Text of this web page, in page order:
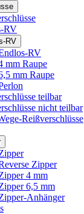
RV
RV
RV
mm Raupe
mm Raupe
teilbar
nicht teilbar
Reißverschlüsse
Zipper
4 mm
6,5 mm
Anhänger